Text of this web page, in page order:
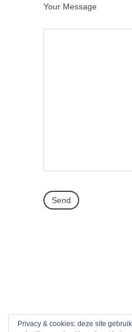
Your Message
Privacy & cookies: deze site